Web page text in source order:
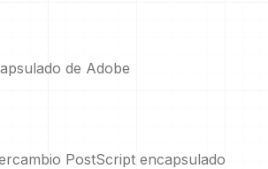
de Adobe
PostScript encapsulado